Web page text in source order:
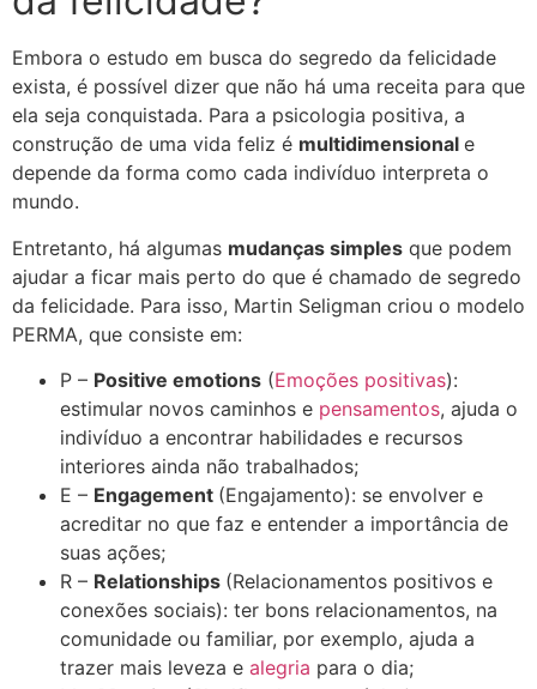
Embora o estudo em busca do segredo da felicidade
exista, é possível dizer que não há uma receita para que
ela seja conquistada. Para a psicologia positiva, a
construção de uma vida feliz é multidimensional e
depende da forma como cada indivíduo interpreta o
mundo.
Entretanto, há algumas mudanças simples que podem
ajudar a ficar mais perto do que é chamado de segredo
da felicidade. Para isso, Martin Seligman criou o modelo
PERMA, que consiste em:
P – Positive emotions (Emoções positivas):
estimular novos caminhos e pensamentos, ajuda o
indivíduo a encontrar habilidades e recursos
interiores ainda não trabalhados;
E – Engagement (Engajamento): se envolver e
acreditar no que faz e entender a importância de
suas ações;
R – Relationships (Relacionamentos positivos e
conexões sociais): ter bons relacionamentos, na
comunidade ou familiar, por exemplo, ajuda a
trazer mais leveza e alegria para o dia;